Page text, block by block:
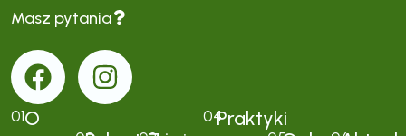
Masz pytania
01O
04Praktyki